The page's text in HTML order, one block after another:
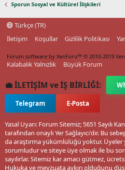
Sporun Sosyal ve Kültürel İlişkileri
Türkçe (TR)
İletişim
Koşullar Gizlilik Politikası
Forum software by XenForo™ © 2010-2019
Kalabalık Yalnızlık Büyük Forum
💼 İLETİŞİM ve İŞ BİRLİĞİ:
Telegram E-Posta
Yasal Uyarı: Forum Sitemiz; 5651 Sayılı
tarafından onaylı Yer Sağlayıcı'dır. Bu
da araştırma yükümlülüğü yoktur. Üyeler
sorumludur ve siteye üye olmak ile bu
sayılırlar. Sitemiz kar amacı gütmez,
Hukuka ve mevzuata aykırı olduğunu